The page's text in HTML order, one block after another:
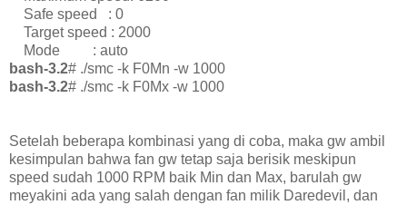
Safe speed : 0
Target speed : 2000
Mode : auto
bash-3.2# ./smc -k F0Mn -w 1000
bash-3.2# ./smc -k F0Mx -w 1000
Setelah beberapa kombinasi yang di coba, maka gw ambil
kesimpulan bahwa fan gw tetap saja berisik meskipun
speed sudah 1000 RPM baik Min dan Max, barulah gw
meyakini ada yang salah dengan fan milik Daredevil, dan